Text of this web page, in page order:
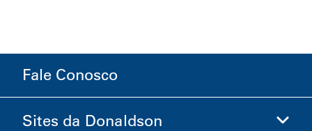
Fale Conosco
Sites da Donaldson